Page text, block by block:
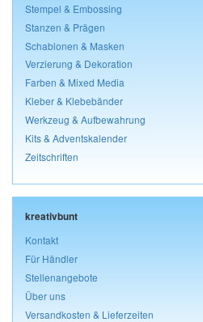
Stempel & Embossing
Stanzen & Prägen
Schablonen & Masken
Verzierung & Dekoration
Farben & Mixed Media
Kleber & Klebebänder
Werkzeug & Aufbewahrung
Kits & Adventskalender
Zeitschriften
kreativbunt
Kontakt
Für Händler
Stellenangebote
Über uns
Versandkosten & Lieferzeiten